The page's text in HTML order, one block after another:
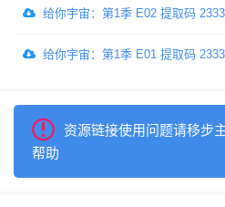
给你宇宙：第1季 E02 提取码 2333
给你宇宙：第1季 E01 提取码 2333
资源链接使用问题请移步
帮助